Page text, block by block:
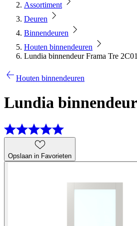
Assortiment
Deuren
Binnendeuren
Houten binnendeuren
Lundia binnendeur Frama Tre
Houten binnendeuren
Lundia
Opslaan in Favorieten